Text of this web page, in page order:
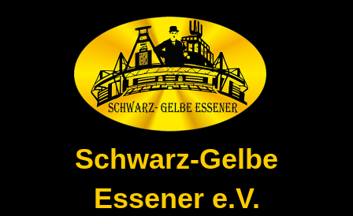
Schwarz-Gelbe
Essener e.V.